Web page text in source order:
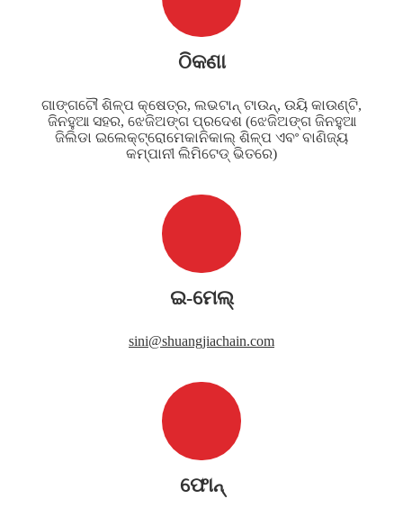
ଠିକଣା
ଗାଙ୍ଗଟୌ ଶିଳ୍ପ କ୍ଷେତ୍ର, ଲଭଟାନ୍ ଟାଉନ୍, ଉୟି କାଉଣ୍ଟି,
ଜିନହୁଆ ସହର, ଝେଜିଅଙ୍ଗ ପ୍ରଦେଶ (ଝେଜିଅଙ୍ଗ ଜିନହୁଆ
ଜିଲିଡା ଇଲେକ୍ଟ୍ରୋମେକାନିକାଲ୍ ଶିଳ୍ପ ଏବଂ ବାଣିଜ୍ୟ
କମ୍ପାନୀ ଲିମିଟେଡ୍ ଭିତରେ)
ଇ-ମେଲ୍
sini@shuangjiachain.com
ଫୋନ୍